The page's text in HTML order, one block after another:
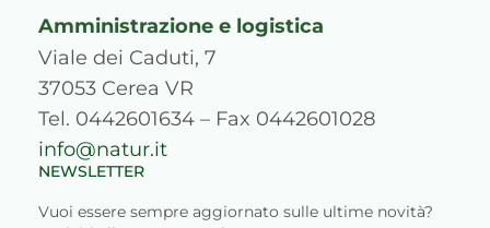
Amministrazione e logistica
Viale dei Caduti, 7
37053 Cerea VR
Tel. 0442601634 – Fax 0442601028
info@natur.it
NEWSLETTER
Vuoi essere sempre aggiornato sulle ultime novità?